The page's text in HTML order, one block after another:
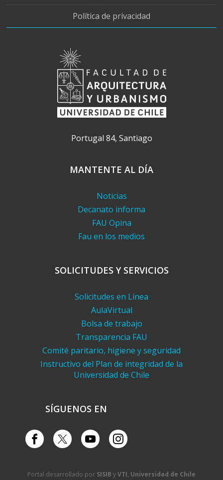
Política de privacidad
Portugal 84, Santiago
MANTENTE AL DÍA
Noticias
Decanato informa
FAU Opina
Fau en los medios
SOLICITUDES Y SERVICIOS
Solicitudes en Línea
AulaVirtual
Bolsa de trabajo
Transparencia FAU
Comité paritario, higiene y seguridad
Instructivo del Plan de integridad de la
Universidad de Chile
SÍGUENOS EN
Portal desarrollado por SISIB yVTI, Universidad de Chile